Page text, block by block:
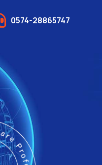
0574-28865747